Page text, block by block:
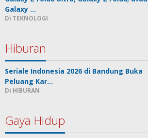
Galaxy …
Di TEKNOLOGI
Hiburan
Seriale Indonesia 2026 di Bandung Buka
Peluang Kar…
Di HIBURAN
Gaya Hidup